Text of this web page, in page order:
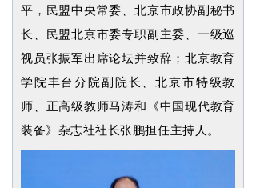
平，民盟中央常委、北京市政协副秘书
长、民盟北京市委专职副主委、一级巡
视员张振军出席论坛并致辞；北京教育
学院丰台分院副院长、北京市特级教
师、正高级教师马涛和《中国现代教育
装备》杂志社社长张鹏担任主持人。